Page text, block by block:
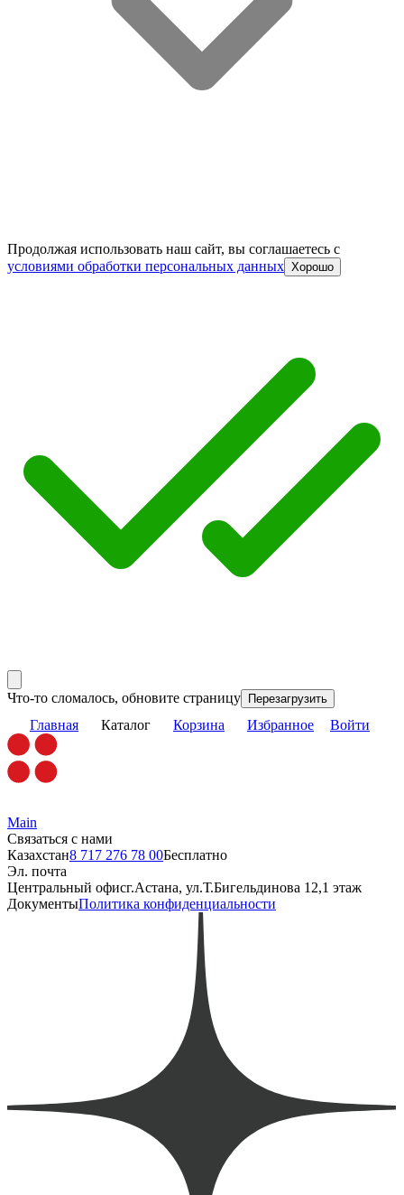
Продолжая использовать наш сайт, вы соглашаетесь c
условиями обработки персональных данных Хорошо
Что-то сломалось, обновите страницу Перезагрузить
Главная Каталог Корзина Избранное Войти
Main
Связаться с нами
Казахстан8 717 276 78 00Бесплатно
Эл. почта
Центральный офисг.Астана, ул.Т.Бигельдинова 12,1 этаж
ДокументыПолитика конфиденциальности